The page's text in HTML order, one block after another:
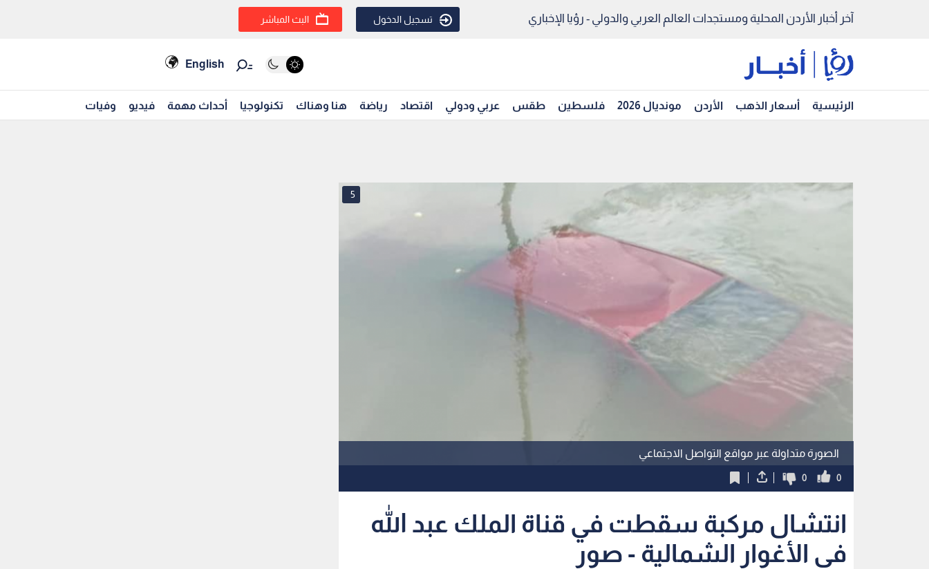
آخر أخبار الأردن المحلية ومستجدات العالم العربي والدولي - رؤيا الإخباري تسجيل الدخول البث المباشر
English
الرئيسية أسعار الذهب الأردن مونديال 2026 فلسطين طقس عربي ودولي اقتصاد رياضة هنا وهناك تكنولوجيا أحداث مهمة فيديو وفيات
الصورة متداولة عبر مواقع التواصل الاجتماعي
5
0
0
انتشال مركبة سقطت في قناة الملك عبد الله
في الأغوار الشمالية - صور